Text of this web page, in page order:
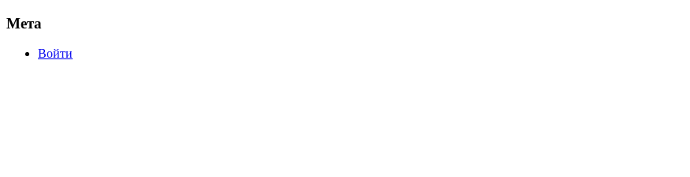
Мета
Войти